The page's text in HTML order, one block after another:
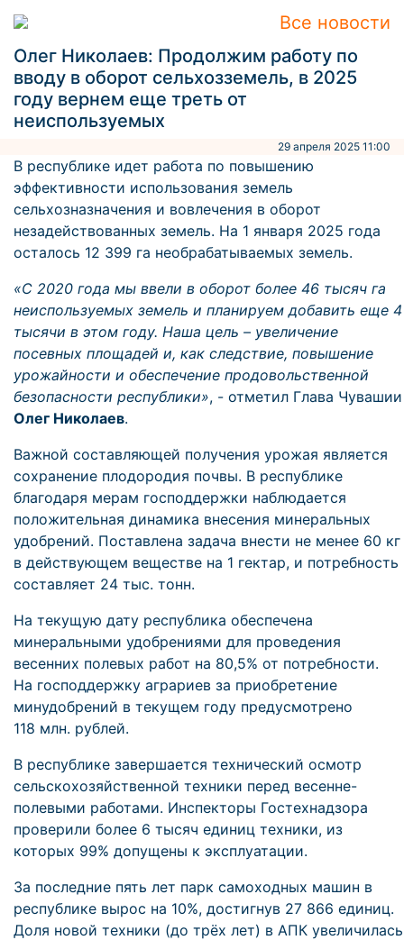
Все новости
Олег Николаев: Продолжим работу по
вводу в оборот сельхозземель, в 2025
году вернем еще треть от
неиспользуемых
29 апреля 2025 11:00
В республике идет работа по повышению
эффективности использования земель
сельхозназначения и вовлечения в оборот
незадействованных земель. На 1 января 2025 года
осталось 12 399 га необрабатываемых земель.
«С 2020 года мы ввели в оборот более 46 тысяч га
неиспользуемых земель и планируем добавить еще 4
тысячи в этом году. Наша цель – увеличение
посевных площадей и, как следствие, повышение
урожайности и обеспечение продовольственной
безопасности республики», - отметил Глава Чувашии
Олег Николаев.
Важной составляющей получения урожая является
сохранение плодородия почвы. В республике
благодаря мерам господдержки наблюдается
положительная динамика внесения минеральных
удобрений. Поставлена задача внести не менее 60 кг
в действующем веществе на 1 гектар, и потребность
составляет 24 тыс. тонн.
На текущую дату республика обеспечена
минеральными удобрениями для проведения
весенних полевых работ на 80,5% от потребности.
На господдержку аграриев за приобретение
минудобрений в текущем году предусмотрено
118 млн. рублей.
В республике завершается технический осмотр
сельскохозяйственной техники перед весенне-
полевыми работами. Инспекторы Гостехнадзора
проверили более 6 тысяч единиц техники, из
которых 99% допущены к эксплуатации.
За последние пять лет парк самоходных машин в
республике вырос на 10%, достигнув 27 866 единиц.
Доля новой техники (до трёх лет) в АПК увеличилась